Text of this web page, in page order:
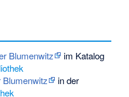
Blumenwitz
im Katalog
Blumenwitz
in der